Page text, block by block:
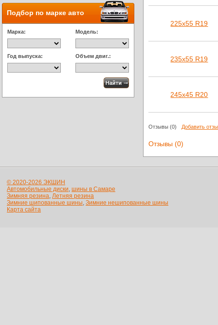
Подбор по марке авто
Марка: Модель:
Год выпуска: Объем двиг.:
225х55 R19
235х55 R19
245х45 R20
Отзывы (0) Добавить
Отзывы (0)
© 2020-2026 ЭКШИН
Автомобильные диски, шины в Самаре
Зимняя резина, Летняя резина
Зимние шипованные шины, Зимние нешипованные шины
Карта сайта